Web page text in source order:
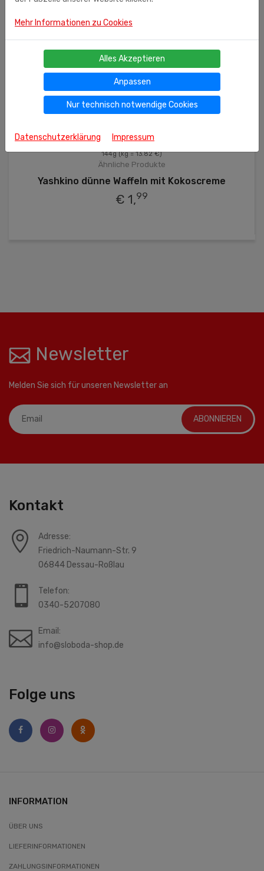
144g (kg = 13.82 €)
Ähnliche Produkte
Yashkino dünne Waffeln mit Kokoscreme
€ 1,99
Newsletter
Melden Sie sich für unseren Newsletter an
ABONNIEREN
Folge uns
Kontakt
Adresse:
Friedrich-Naumann-Str. 9
06844 Dessau-Roßlau
Telefon:
0340-5207080
Email:
info@sloboda-shop.de
INFORMATION
ÜBER UNS
LIEFERINFORMATIONEN
ZAHLUNGSINFORMATIONEN
Mehr Informationen zu Cookies
Alles Akzeptieren
Anpassen
Nur technisch notwendige Cookies
Datenschutzerklärung Impressum